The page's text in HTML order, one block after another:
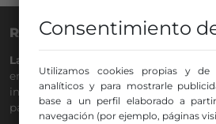
RADIO NERVIÓN
La Gran Familia
emisora de Bilbao para todos los
información a menos cinco,
participación de los oyentes.
Consentimiento
Utilizamos cookies propias y de
analíticos y para mostrarle
base a un perfil elaborado a
navegación (por ejemplo, páginas